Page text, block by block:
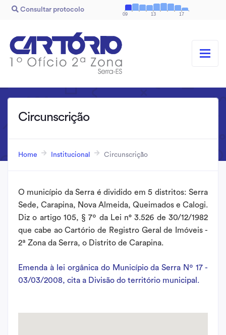
Consultar protocolo
09 13 17
Circunscrição
Home Institucional Circunscrição
O município da Serra é dividido em 5 distritos: Serra
Sede, Carapina, Nova Almeida, Queimados e Calogi.
Diz o artigo 105, § 7º da Lei n° 3.526 de 30/12/1982
que cabe ao Cartório de Registro Geral de Imóveis -
2ª Zona da Serra, o Distrito de Carapina.
Emenda à lei orgânica do Município da Serra Nº 17 -
03/03/2008, cita a Divisão do território municipal.